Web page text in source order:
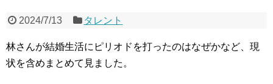
2024/7/13 タレント
林さんが結婚生活にピリオドを打ったのはなぜかなど、現
状を含めまとめて見ました。